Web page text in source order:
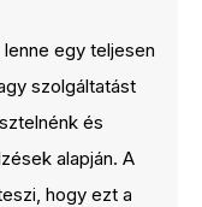
egy teljesen
szolgáltatást
és
alapján. A
hogy ezt a